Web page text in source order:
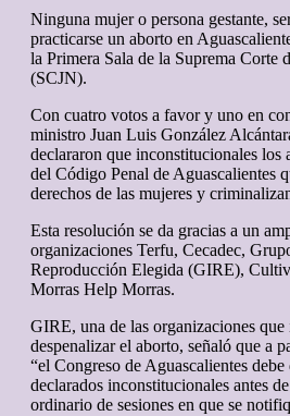
Ninguna mujer o persona gestante,
practicarse un aborto en
la Primera Sala de la Suprema Corte
(SCJN).
Con cuatro votos a favor y uno en
ministro Juan Luis González
declararon que inconstitucionales
del Código Penal de Aguascalientes
derechos de las mujeres y
Esta resolución se da gracias a un
organizaciones Terfu, Cecadec,
Reproducción Elegida (GIRE),
Morras Help Morras.
GIRE, una de las organizaciones
despenalizar el aborto, señaló que a
“el Congreso de Aguascalientes
declarados inconstitucionales antes
ordinario de sesiones en que se